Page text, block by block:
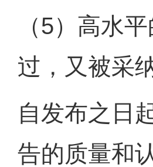
（5）高水
过，又被采
自发布之日
告的质量和